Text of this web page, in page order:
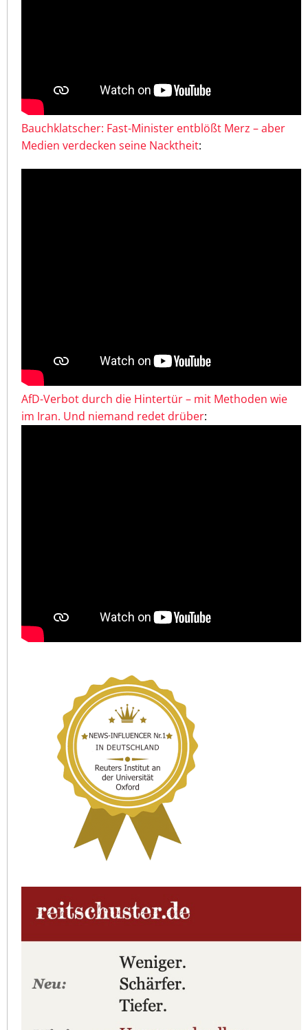
Bauchklatscher: Fast-Minister entblößt Merz – aber
Medien verdecken seine Nacktheit:
AfD-Verbot durch die Hintertür – mit Methoden wie
im Iran. Und niemand redet drüber: